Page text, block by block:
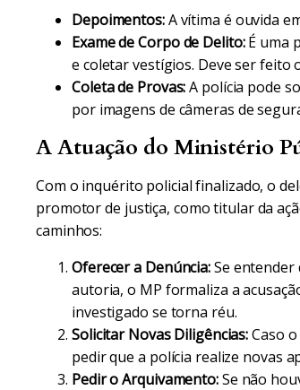
Depoimentos:A vítima é ouvida
Exame de Corpo de Delito:É uma
e coletar vestígios. Deve ser feito
Coleta de Provas:A polícia pode
por imagens de câmeras de
A Atuação do Ministério
Com o inquérito policial finalizado, o
promotor de justiça, como titular da
caminhos:
Oferecer a Denúncia:Se entender
autoria, o MP formaliza a
investigado se torna réu.
Solicitar Novas Diligências:Caso
pedir que a polícia realize novas
Pedir o Arquivamento:Se não